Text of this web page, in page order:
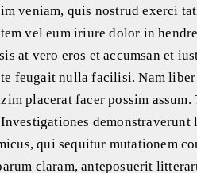
veniam, quis nostrud exerci
vel eum iriure dolor in
at vero eros et accumsan et
feugait nulla facilisi. Nam
placerat facer possim
demonstraverunt
qui sequitur mutationem
claram, anteposuerit